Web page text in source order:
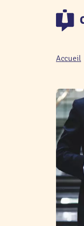
Accueil